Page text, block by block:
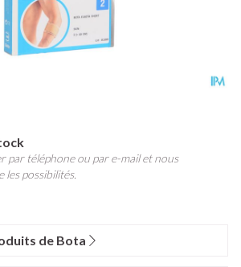
par téléphone ou par e-mail et nous
les possibilités.
de Bota